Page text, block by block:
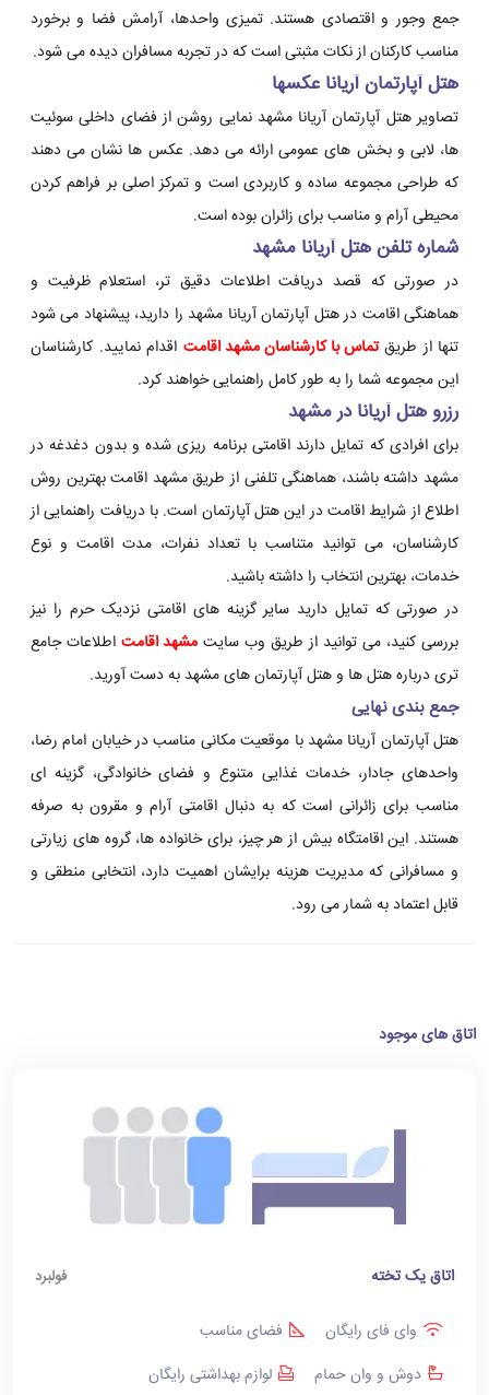
جمع وجور و اقتصادی هستند. تمیزی واحدها، آرامش فضا و برخورد
مناسب کارکنان از نکات مثبتی است که در تجربه مسافران دیده می شود.
هتل آپارتمان آریانا عکسها
تصاویر هتل آپارتمان آریانا مشهد نمایی روشن از فضای داخلی سوئیت
ها، لابی و بخش های عمومی ارائه می دهد. عکس ها نشان می دهند
که طراحی مجموعه ساده و کاربردی است و تمرکز اصلی بر فراهم کردن
محیطی آرام و مناسب برای زائران بوده است.
شماره تلفن هتل آریانا مشهد
در صورتی که قصد دریافت اطلاعات دقیق تر، استعلام ظرفیت و
هماهنگی اقامت در هتل آپارتمان آریانا مشهد را دارید، پیشنهاد می شود
تنها از طریقتماس با کارشناسان مشهد اقامت اقدام نمایید. کارشناسان
این مجموعه شما را به طور کامل راهنمایی خواهند کرد.
رزرو هتل آریانا در مشهد
برای افرادی که تمایل دارند اقامتی برنامه ریزی شده و بدون دغدغه در
مشهد داشته باشند، هماهنگی تلفنی از طریق مشهد اقامت بهترین روش
اطلاع از شرایط اقامت در این هتل آپارتمان است. با دریافت راهنمایی از
کارشناسان، می توانید متناسب با تعداد نفرات، مدت اقامت و نوع
خدمات، بهترین انتخاب را داشته باشید.
در صورتی که تمایل دارید سایر گزینه های اقامتی نزدیک حرم را نیز
بررسی کنید، می توانید از طریق وب سایت مشهد اقامت اطلاعات جامع
تری درباره هتل ها و هتل آپارتمان های مشهد به دست آورید.
جمع بندی نهایی
هتل آپارتمان آریانا مشهد با موقعیت مکانی مناسب در خیابان امام رضا،
واحدهای جادار، خدمات غذایی متنوع و فضای خانوادگی، گزینه ای
مناسب برای زائرانی است که به دنبال اقامتی آرام و مقرون به صرفه
هستند. این اقامتگاه بیش از هر چیز، برای خانواده ها، گروه های زیارتی
و مسافرانی که مدیریت هزینه برایشان اهمیت دارد، انتخابی منطقی و
قابل اعتماد به شمار می رود.
اتاق های موجود
اتاق یک تخته فولبرد
وای فای رایگان
فضای مناسب
دوش و وان حمام
لوازم بهداشتی رایگان